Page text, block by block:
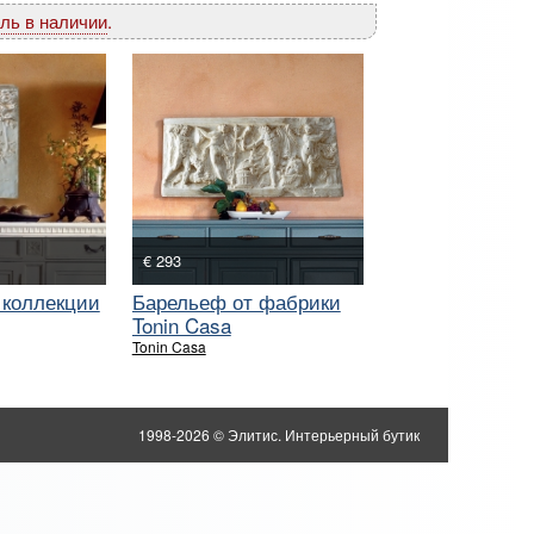
в наличии.
€ 293
Барельеф от фабрики
Tonin Casa
Tonin Casa
1998-2026 © Элитис. Интерьерный бутик